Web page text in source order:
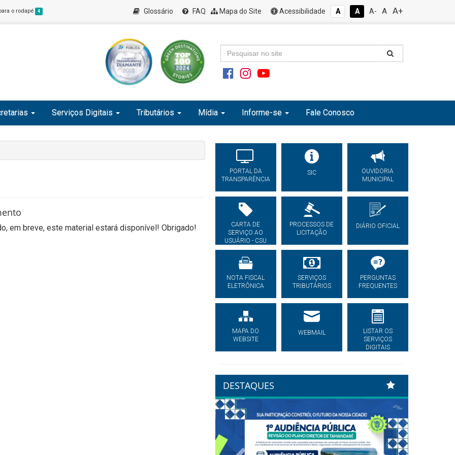
o rodapé 4 Glossário FAQ Mapa do Site Acessibilidade A A A- A A+
Serviços Digitais Tributários Mídia Informe-se Fale Conosco
em breve, este material estará disponível! Obrigado!
PORTAL DA
TRANSPARÊNCIA
SIC
OUVIDORIA
MUNICIPAL
CARTA DE
SERVIÇO AO
USUÁRIO - CSU
PROCESSOS DE
LICITAÇÃO
DIÁRIO OFICIAL
NOTA FISCAL
ELETRÔNICA
SERVIÇOS
TRIBUTÁRIOS
PERGUNTAS
FREQUENTES
MAPA DO
WEBSITE
WEBMAIL
LISTAR OS
SERVIÇOS
DIGITAIS
DESTAQUES